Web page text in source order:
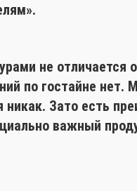
не
по гостайне нет.
никак. Зато есть
важный